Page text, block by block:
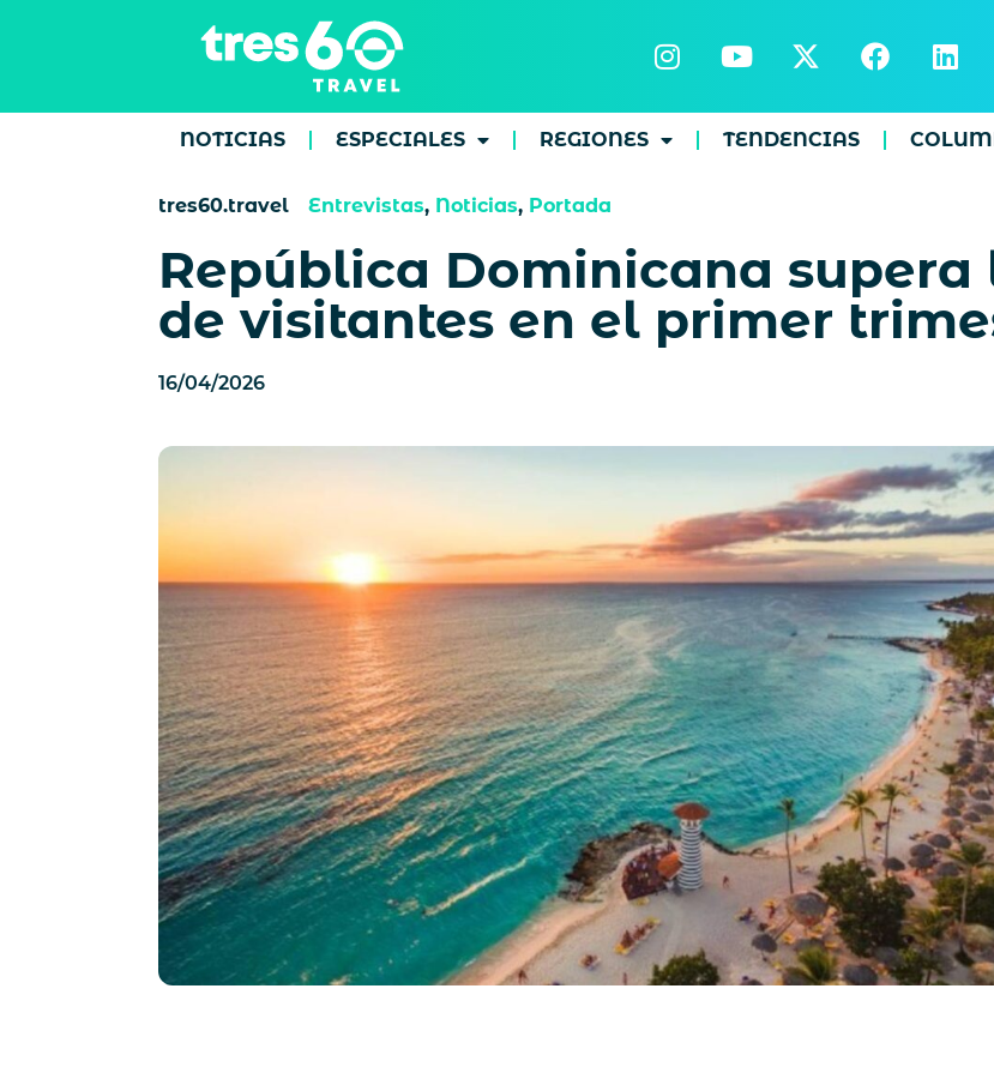
NOTICIAS ESPECIALES REGIONES TENDENCIAS
tres60.travel Entrevistas, Noticias, Portada
República Dominicana supera
de visitantes en el primer
16/04/2026